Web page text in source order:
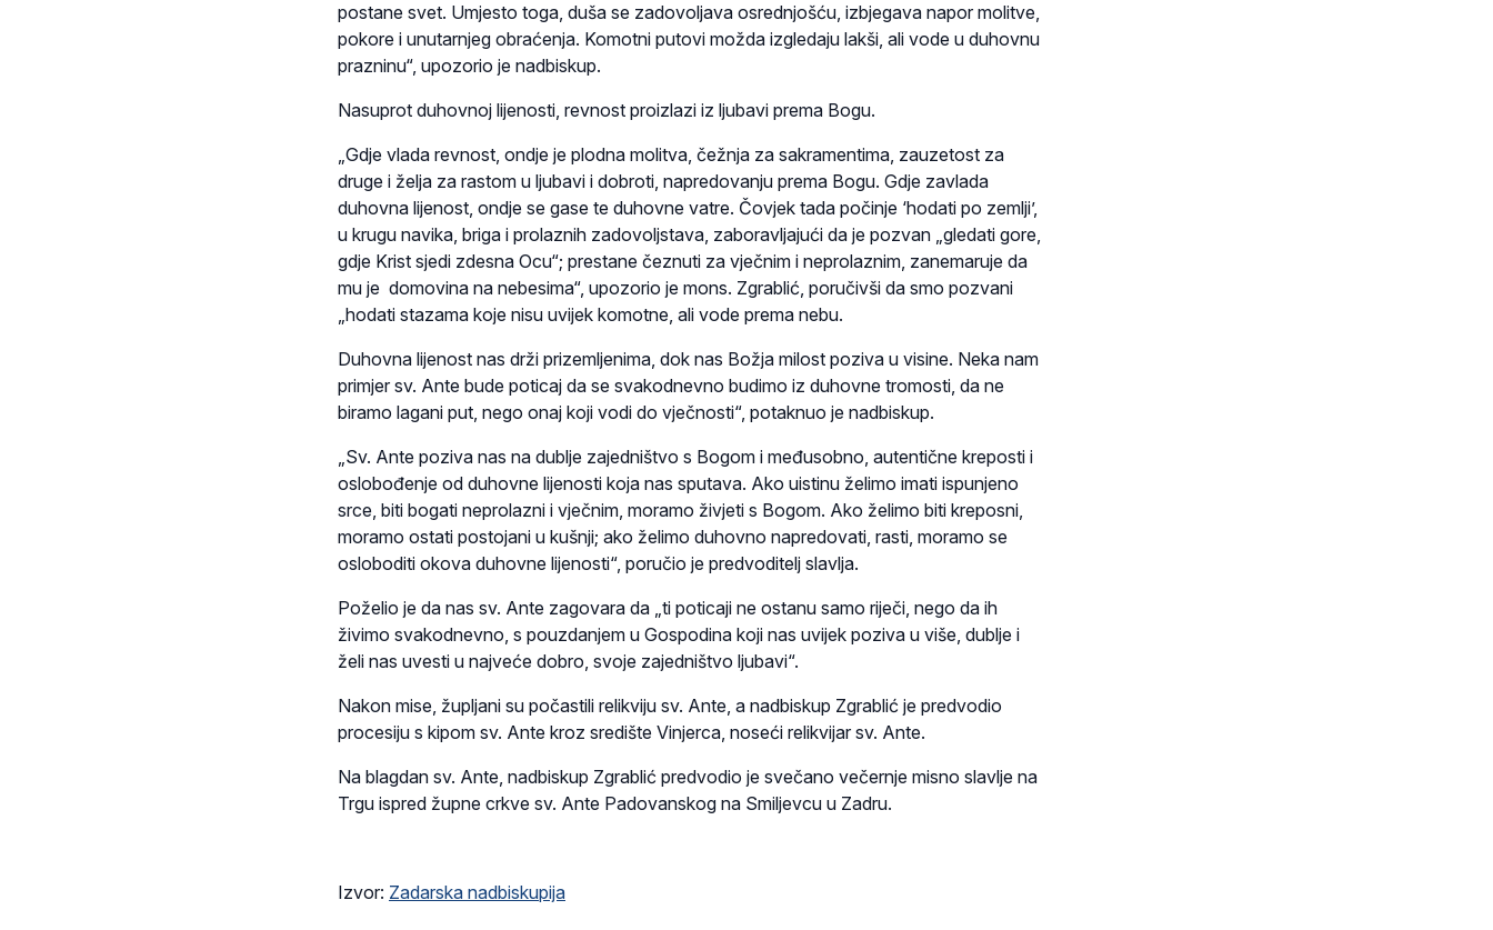
postane svet. Umjesto toga, duša se zadovoljava osrednjošću, izbjegava napor molitve,
pokore i unutarnjeg obraćenja. Komotni putovi možda izgledaju lakši, ali vode u duhovnu
prazninu“, upozorio je nadbiskup.
Nasuprot duhovnoj lijenosti, revnost proizlazi iz ljubavi prema Bogu.
„Gdje vlada revnost, ondje je plodna molitva, čežnja za sakramentima, zauzetost za
druge i želja za rastom u ljubavi i dobroti, napredovanju prema Bogu. Gdje zavlada
duhovna lijenost, ondje se gase te duhovne vatre. Čovjek tada počinje ‘hodati po zemlji’,
u krugu navika, briga i prolaznih zadovoljstava, zaboravljajući da je pozvan „gledati gore,
gdje Krist sjedi zdesna Ocu“; prestane čeznuti za vječnim i neprolaznim, zanemaruje da
mu je domovina na nebesima“, upozorio je mons. Zgrablić, poručivši da smo pozvani
„hodati stazama koje nisu uvijek komotne, ali vode prema nebu.
Duhovna lijenost nas drži prizemljenima, dok nas Božja milost poziva u visine. Neka nam
primjer sv. Ante bude poticaj da se svakodnevno budimo iz duhovne tromosti, da ne
biramo lagani put, nego onaj koji vodi do vječnosti“, potaknuo je nadbiskup.
„Sv. Ante poziva nas na dublje zajedništvo s Bogom i međusobno, autentične kreposti i
oslobođenje od duhovne lijenosti koja nas sputava. Ako uistinu želimo imati ispunjeno
srce, biti bogati neprolazni i vječnim, moramo živjeti s Bogom. Ako želimo biti kreposni,
moramo ostati postojani u kušnji; ako želimo duhovno napredovati, rasti, moramo se
osloboditi okova duhovne lijenosti“, poručio je predvoditelj slavlja.
Poželio je da nas sv. Ante zagovara da „ti poticaji ne ostanu samo riječi, nego da ih
živimo svakodnevno, s pouzdanjem u Gospodina koji nas uvijek poziva u više, dublje i
želi nas uvesti u najveće dobro, svoje zajedništvo ljubavi“.
Nakon mise, župljani su počastili relikviju sv. Ante, a nadbiskup Zgrablić je predvodio
procesiju s kipom sv. Ante kroz središte Vinjerca, noseći relikvijar sv. Ante.
Na blagdan sv. Ante, nadbiskup Zgrablić predvodio je svečano večernje misno slavlje na
Trgu ispred župne crkve sv. Ante Padovanskog na Smiljevcu u Zadru.
Izvor: Zadarska nadbiskupija